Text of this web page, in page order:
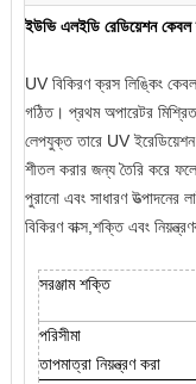
ইউভি এলইডি রেডিয়েশন
UV বিকিরণ ক্রস লিঙ্কিং কেবল
গঠিত। প্রথম অপারেটর
লেপযুক্ত তারে UV ইরেডিয়েশন
শীতল করার জন্য তৈরি করে
পুরানো এবং সাধারণ
বিকিরণ বাক্স, শক্তি এবং
সরঞ্জাম শক্তি
পরিসীমা
তাপমাত্রা নিয়ন্ত্রণ করা